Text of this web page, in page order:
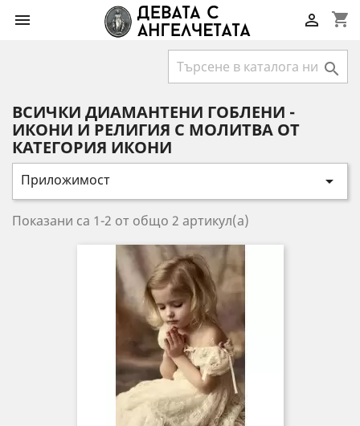
 shopping_cart


ВСИЧКИ ДИАМАНТЕНИ ГОБЛЕНИ -
ИКОНИ И РЕЛИГИЯ С МОЛИТВА ОТ
КАТЕГОРИЯ ИКОНИ
Приложимост 
Показани са 1-2 от общо 2 артикул(а)